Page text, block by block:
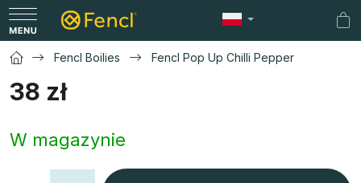
Przejść
do
treści
Fencl Boilies Fencl Pop Up Chilli Pepper
38 zł
jednostkowa:
W magazynie